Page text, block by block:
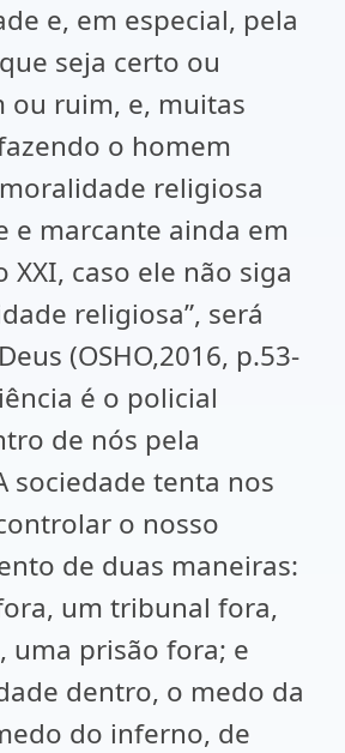
e, em especial, pela
seja certo ou
ou ruim, e, muitas
o homem
religiosa
e marcante ainda em
XXI, caso ele não siga
religiosa”, será
(OSHO,2016, p.53-
é o policial
de nós pela
sociedade tenta nos
o nosso
de duas maneiras:
um tribunal fora,
uma prisão fora; e
dentro, o medo da
do inferno, de